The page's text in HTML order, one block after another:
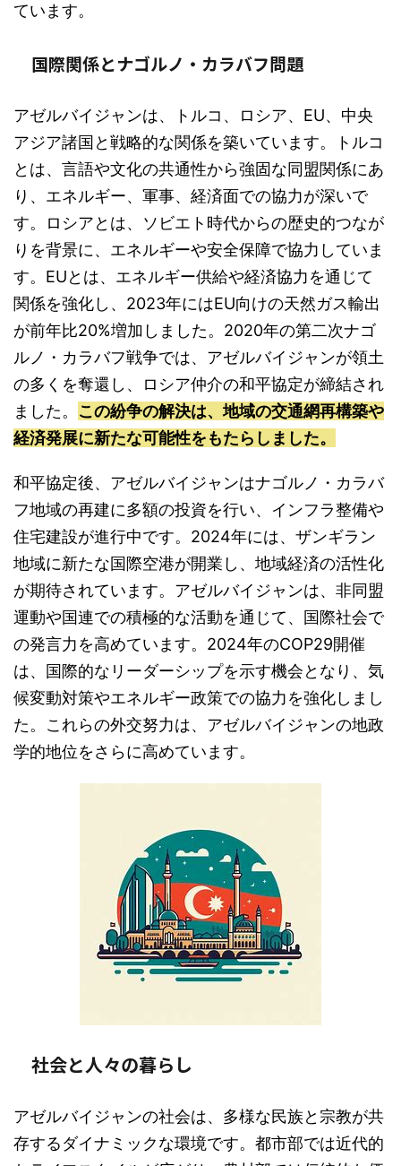
ています。
国際関係とナゴルノ・カラバフ問題
アゼルバイジャンは、トルコ、ロシア、EU、中央
アジア諸国と戦略的な関係を築いています。トルコ
とは、言語や文化の共通性から強固な同盟関係にあ
り、エネルギー、軍事、経済面での協力が深いで
す。ロシアとは、ソビエト時代からの歴史的つなが
りを背景に、エネルギーや安全保障で協力していま
す。EUとは、エネルギー供給や経済協力を通じて
関係を強化し、2023年にはEU向けの天然ガス輸出
が前年比20%増加しました。2020年の第二次ナゴ
ルノ・カラバフ戦争では、アゼルバイジャンが領土
の多くを奪還し、ロシア仲介の和平協定が締結され
ました。 この紛争の解決は、地域の交通網再構築や
経済発展に新たな可能性をもたらしました。
和平協定後、アゼルバイジャンはナゴルノ・カラバ
フ地域の再建に多額の投資を行い、インフラ整備や
住宅建設が進行中です。2024年には、ザンギラン
地域に新たな国際空港が開業し、地域経済の活性化
が期待されています。アゼルバイジャンは、非同盟
運動や国連での積極的な活動を通じて、国際社会で
の発言力を高めています。2024年のCOP29開催
は、国際的なリーダーシップを示す機会となり、気
候変動対策やエネルギー政策での協力を強化しまし
た。これらの外交努力は、アゼルバイジャンの地政
学的地位をさらに高めています。
社会と人々の暮らし
アゼルバイジャンの社会は、多様な民族と宗教が共
存するダイナミックな環境です。都市部では近代的